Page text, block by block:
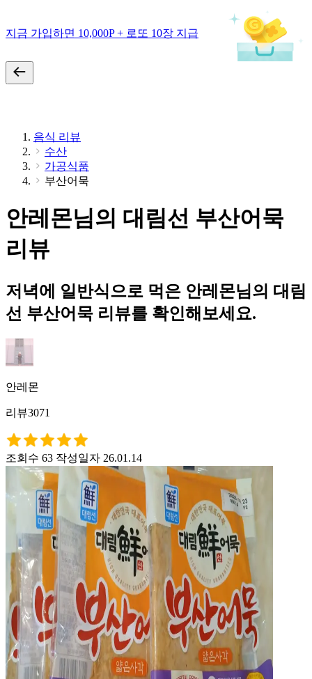
지금 가입하면 10,000P + 로또 10장 지급
음식 리뷰
수산
가공식품
부산어묵
안레몬님의 대림선 부산어묵
리뷰
저녁에 일반식으로 먹은 안레몬님의 대림
선 부산어묵 리뷰를 확인해보세요.
안레몬
리뷰3071
조회수 63 작성일자 26.01.14